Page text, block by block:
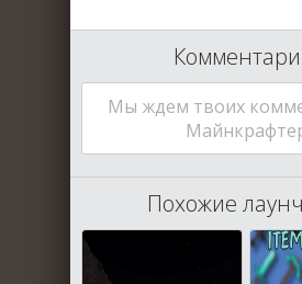
Мы ждем твоих
Похожие